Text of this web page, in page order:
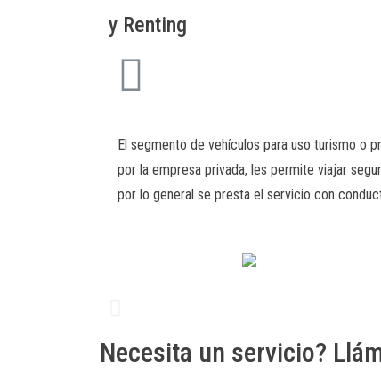
y Renting
El segmento de vehículos para uso turismo o
por la empresa privada, les permite viajar
por lo general se presta el servicio con
Necesita un servicio?